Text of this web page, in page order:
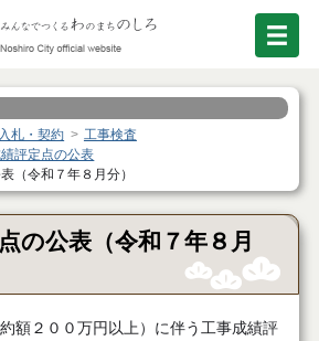
入札・契約
工事検査
評定点の公表
（令和７年８月分）
の公表（令和７年８月
額２００万円以上）に伴う工事成績評